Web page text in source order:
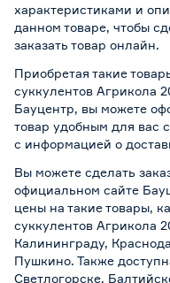
характеристиками и
данном товаре, чтобы
заказать товар онлайн.
Приобретая такие
суккулентов Агрикола
Бауцентр, вы можете
товар удобным для вас
с информацией о
Вы можете сделать
официальном сайте
цены на такие товары,
суккулентов Агрикола
Калининграду,
Пушкино. Также
Светлогорске,